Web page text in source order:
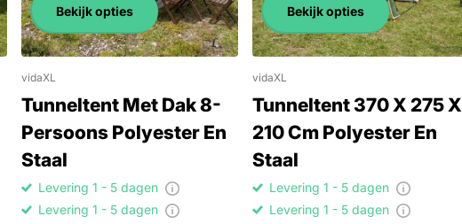
Bekijk opties
vidaXL
Tunneltent Met Dak 8-
Persoons Polyester En
Staal
Levering 1 - 5 dagen
Levering 1 - 5 dagen
Bekijk opties
vidaXL
Tunneltent 370 X 275 X
210 Cm Polyester En
Staal
Levering 1 - 5 dagen
Levering 1 - 5 dagen